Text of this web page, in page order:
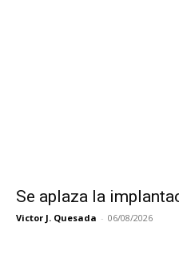
Se aplaza la
Victor J. Quesada - 06/08/2026